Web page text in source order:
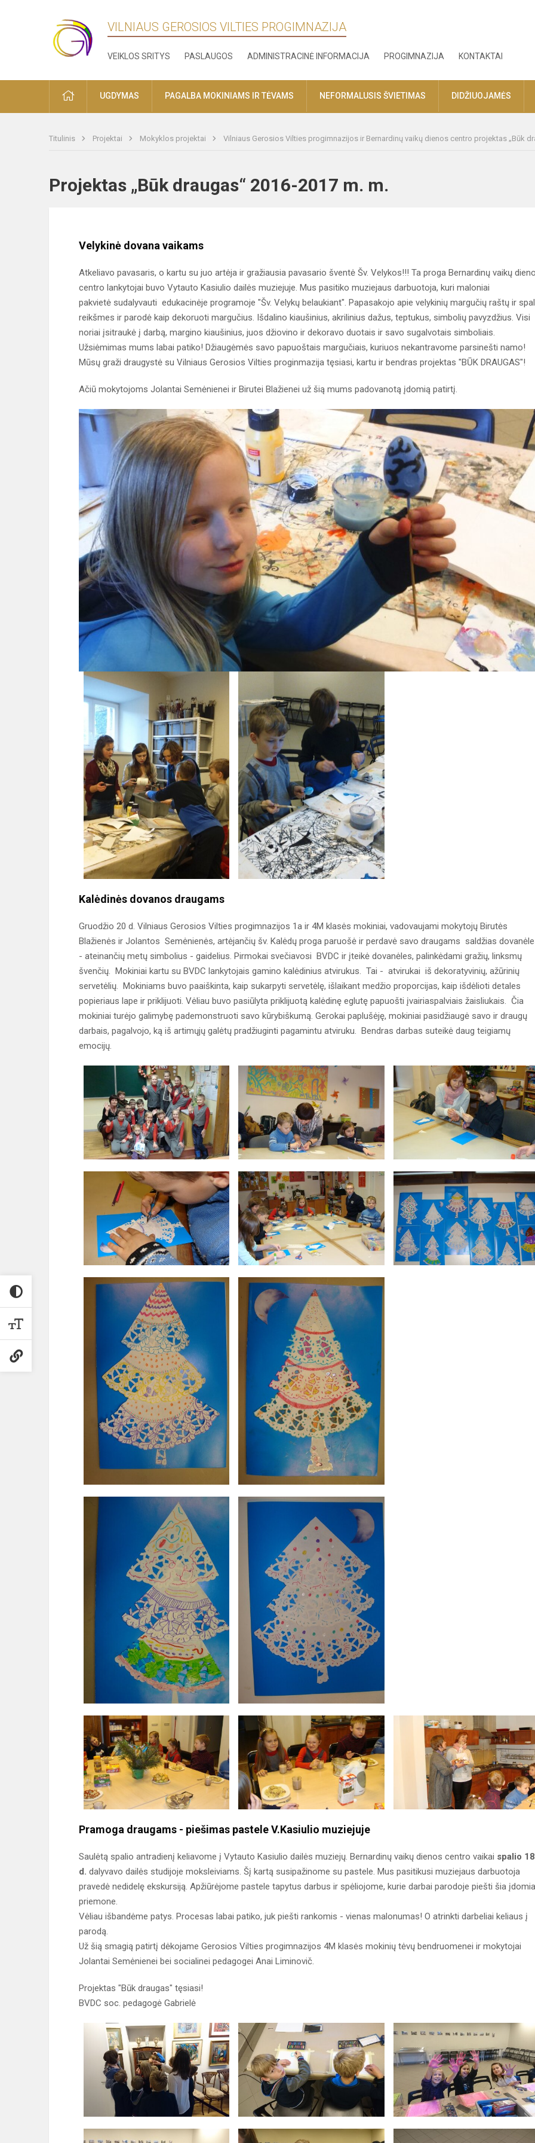
VILNIAUS GEROSIOS VILTIES PROGIMNAZIJA
VEIKLOS SRITYS PASLAUGOS ADMINISTRACINĖ INFORMACIJA PROGIMNAZIJA KONTAKTAI
PRADŽIAUGDYMAS PAGALBA MOKINIAMS IR TĖVAMS NEFORMALUSIS ŠVIETIMAS DIDŽIUOJAMĖS
Titulinis Projektai Mokyklos projektai Vilniaus Gerosios Vilties progimnazijos ir Bernardinų vaikų dienos centro projektas „Būk
Projektas „Būk draugas“ 2016-2017 m. m.
Velykinė dovana vaikams
Atkeliavo pavasaris, o kartu su juo artėja ir gražiausia pavasario šventė Šv. Velykos!!! Ta proga Bernardinų vaikų
centro lankytojai buvo Vytauto Kasiulio dailės muziejuje. Mus pasitiko muziejaus darbuotoja, kuri maloniai
pakvietė sudalyvauti edukacinėje programoje "Šv. Velykų belaukiant". Papasakojo apie velykinių margučių raštų ir
reikšmes ir parodė kaip dekoruoti margučius. Išdalino kiaušinius, akrilinius dažus, teptukus, simbolių pavyzdžius. Visi
noriai įsitraukė į darbą, margino kiaušinius, juos džiovino ir dekoravo duotais ir savo sugalvotais simboliais.
Užsiėmimas mums labai patiko! Džiaugėmės savo papuoštais margučiais, kuriuos nekantravome parsinešti namo!
Mūsų graži draugystė su Vilniaus Gerosios Vilties proginmazija tęsiasi, kartu ir bendras projektas "BŪK DRAUGAS"!
Ačiū mokytojoms Jolantai Semėnienei ir Birutei Blažienei už šią mums padovanotą įdomią patirtį.
Kalėdinės dovanos draugams
Gruodžio 20 d. Vilniaus Gerosios Vilties progimnazijos 1a ir 4M klasės mokiniai, vadovaujami mokytojų Birutės
Blažienės ir Jolantos Semėnienės, artėjančių šv. Kalėdų proga paruošė ir perdavė savo draugams saldžias
- ateinančių metų simbolius - gaidelius. Pirmokai svečiavosi BVDC ir įteikė dovanėles, palinkėdami gražių, linksmų
švenčių. Mokiniai kartu su BVDC lankytojais gamino kalėdinius atvirukus. Tai - atvirukai iš dekoratyvinių, ažūrinių
servetėlių. Mokiniams buvo paaiškinta, kaip sukarpyti servetėlę, išlaikant medžio proporcijas, kaip išdėlioti detales
popieriaus lape ir priklijuoti. Vėliau buvo pasiūlyta priklijuotą kalėdinę eglutę papuošti įvairiaspalviais žaisliukais. Čia
mokiniai turėjo galimybę pademonstruoti savo kūrybiškumą. Gerokai paplušėję, mokiniai pasidžiaugė savo ir draugų
darbais, pagalvojo, ką iš artimųjų galėtų pradžiuginti pagamintu atviruku. Bendras darbas suteikė daug teigiamų
emocijų.
Pramoga draugams - piešimas pastele V.Kasiulio muziejuje
Saulėtą spalio antradienį keliavome į Vytauto Kasiulio dailės muziejų. Bernardinų vaikų dienos centro vaikai spalio 18
d. dalyvavo dailės studijoje moksleiviams. Šį kartą susipažinome su pastele. Mus pasitikusi muziejaus darbuotoja
pravedė nedidelę ekskursiją. Apžiūrėjome pastele tapytus darbus ir spėliojome, kurie darbai parodoje piešti šia įdomia
priemone.
Vėliau išbandėme patys. Procesas labai patiko, juk piešti rankomis - vienas malonumas! O atrinkti darbeliai keliaus į
parodą.
Už šią smagią patirtį dėkojame Gerosios Vilties progimnazijos 4M klasės mokinių tėvų bendruomenei ir mokytojai
Jolantai Semėnienei bei socialinei pedagogei Anai Liminovič.
Projektas "Būk draugas" tęsiasi!
BVDC soc. pedagogė Gabrielė